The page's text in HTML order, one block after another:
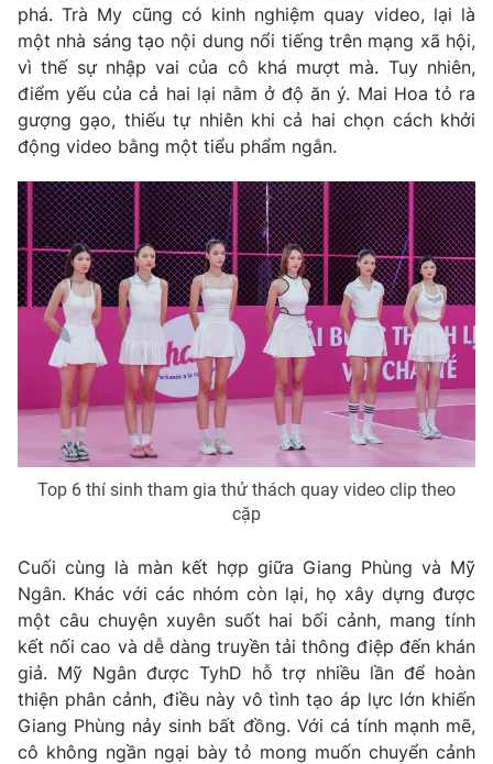
VTV Money VTV Thể thao
VTV Sức khoẻ Bất động sản
Thị trường 24h Tấm lòng Việt
VTV4 Vươn mình bằng AI
VTV9 VTV8
Liên hệ tòa soạn English
THỜI BÁO VTV
Theo dõi báo trên
Cơ quan chủ quản: Đài Truyền hình Việt Nam
Cơ quan báo chí:
Thời báo VTV
Giấy phép hoạt động báo in và báo điện tử số 483/GP-BTTTT
cấp ngày 29/12/2023
Tổng Biên tập: Vũ Thanh Thủy
phá. Trà My cũng có kinh nghiệm quay video, lại là
một nhà sáng tạo nội dung nổi tiếng trên mạng xã hội,
vì thế sự nhập vai của cô khá mượt mà. Tuy nhiên,
điểm yếu của cả hai lại nằm ở độ ăn ý. Mai Hoa tỏ ra
gượng gạo, thiếu tự nhiên khi cả hai chọn cách khởi
động video bằng một tiểu phẩm ngắn.
Top 6 thí sinh tham gia thử thách quay video clip theo
cặp
Cuối cùng là màn kết hợp giữa Giang Phùng và Mỹ
Ngân. Khác với các nhóm còn lại, họ xây dựng được
một câu chuyện xuyên suốt hai bối cảnh, mang tính
kết nối cao và dễ dàng truyền tải thông điệp đến khán
giả. Mỹ Ngân được TyhD hỗ trợ nhiều lần để hoàn
thiện phân cảnh, điều này vô tình tạo áp lực lớn khiến
Giang Phùng nảy sinh bất đồng. Với cá tính mạnh mẽ,
cô không ngần ngại bày tỏ mong muốn chuyển cảnh